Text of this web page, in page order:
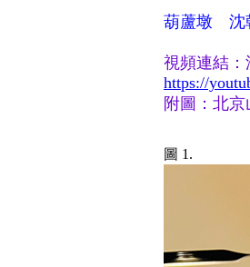
葫蘆墩 沈
視頻連結
https://
附圖：北
圖 1.